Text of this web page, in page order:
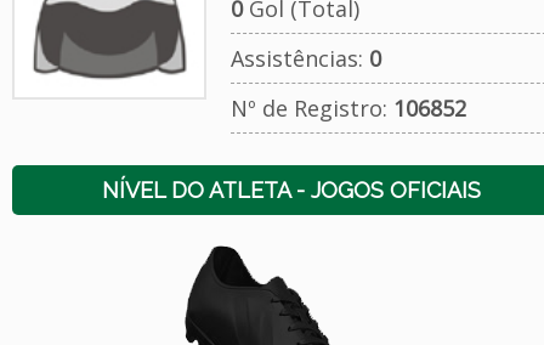
0Gol (Total)
Assistências: 0
Nº de Registro: 106852
NÍVEL DO ATLETA - JOGOS OFICIAIS